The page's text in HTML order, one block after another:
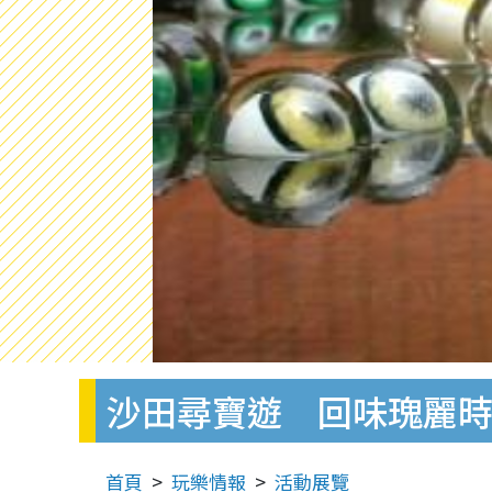
沙田尋寶遊 回味瑰麗
首頁 玩樂情報 活動展覽